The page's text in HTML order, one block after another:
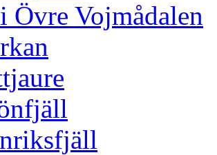
Övre Vojmådalen